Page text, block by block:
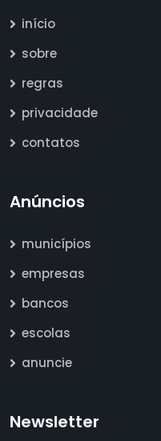
início
sobre
regras
privacidade
contatos
Anúncios
municípios
empresas
bancos
escolas
anuncie
Newsletter